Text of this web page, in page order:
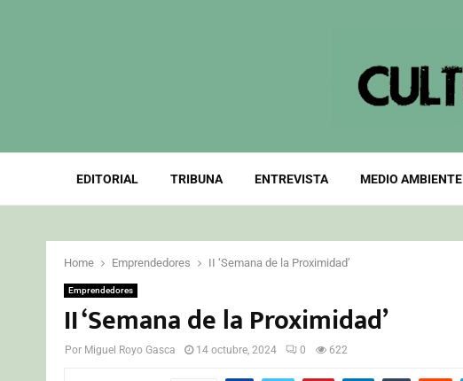
EDITORIAL TRIBUNA ENTREVISTA MEDIO AMBIENTE
Home Emprendedores II ‘Semana de la Proximidad’
Emprendedores
II ‘Semana de la Proximidad’
Por Miguel Royo Gasca 14 octubre, 2024 0 622